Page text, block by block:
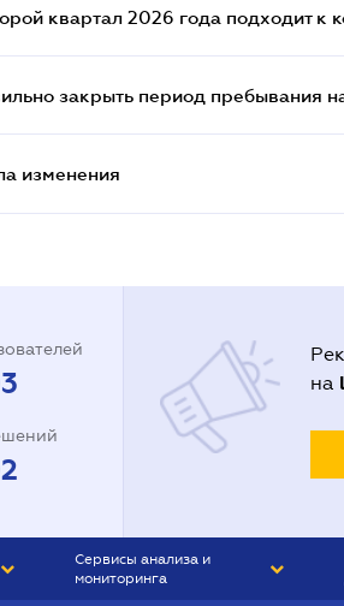
квартал 2026 года подходит к
закрыть период пребывания
изменения
на
Сервисы анализа и
мониторинга